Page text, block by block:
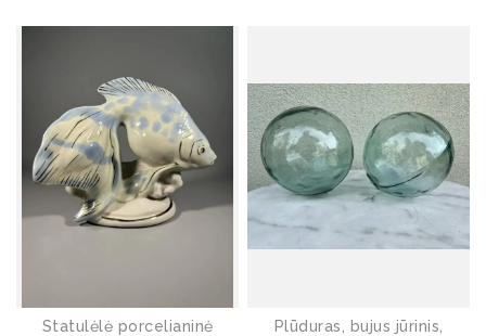
Statulėlė porcelianinė
Plūduras, bujus jūrinis,